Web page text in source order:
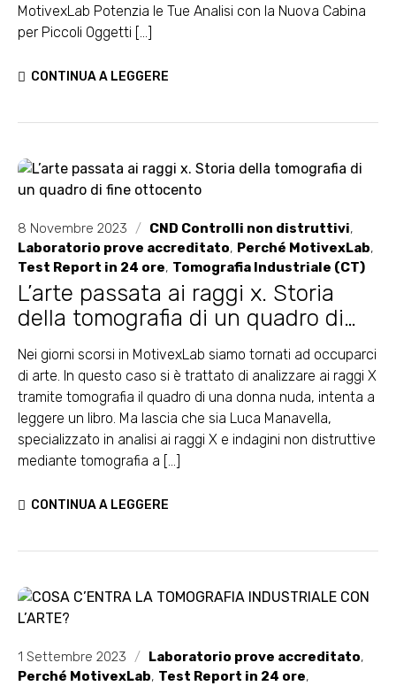
MotivexLab Potenzia le Tue Analisi con la Nuova Cabina
per Piccoli Oggetti [...]
CONTINUA A LEGGERE
8 Novembre 2023 / CND Controlli non distruttivi,
Laboratorio prove accreditato, Perché MotivexLab,
Test Report in 24 ore, Tomografia Industriale (CT)
L’arte passata ai raggi x. Storia
della tomografia di un quadro di
fine ottocento
Nei giorni scorsi in MotivexLab siamo tornati ad occuparci
di arte. In questo caso si è trattato di analizzare ai raggi X
tramite tomografia il quadro di una donna nuda, intenta a
leggere un libro. Ma lascia che sia Luca Manavella,
specializzato in analisi ai raggi X e indagini non distruttive
mediante tomografia a [...]
CONTINUA A LEGGERE
1 Settembre 2023 / Laboratorio prove accreditato,
Perché MotivexLab, Test Report in 24 ore,